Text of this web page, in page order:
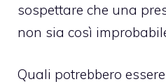
sospettare che una
non sia così
Quali potrebbero